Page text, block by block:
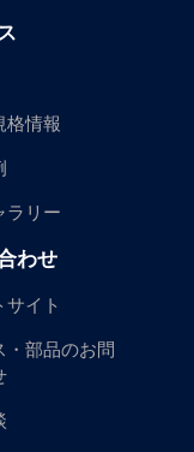
格情報
ラリー
わせ
サイト
・部品のお問